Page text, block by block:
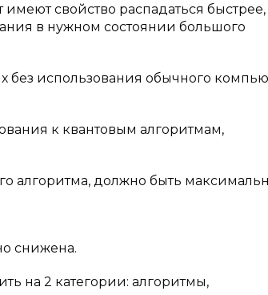
свойство распадаться
в нужном состоянии большого
без использования обычного
к квантовым алгоритмам,
алгоритма, должно быть
снижена.
на 2 категории: алгоритмы,